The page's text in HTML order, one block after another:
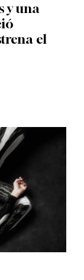
y una
el